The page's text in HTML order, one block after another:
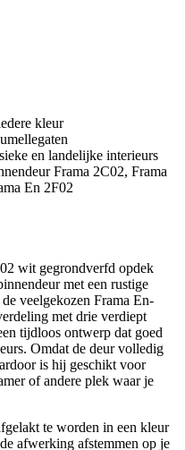
kleur
en landelijke interieurs
Frama 2C02, Frama
En 2F02
wit gegrondverfd opdek
met een rustige
veelgekozen Frama En-
met drie verdiept
tijdloos ontwerp dat goed
Omdat de deur volledig
is hij geschikt voor
of andere plek waar je
te worden in een kleur
afwerking afstemmen op je